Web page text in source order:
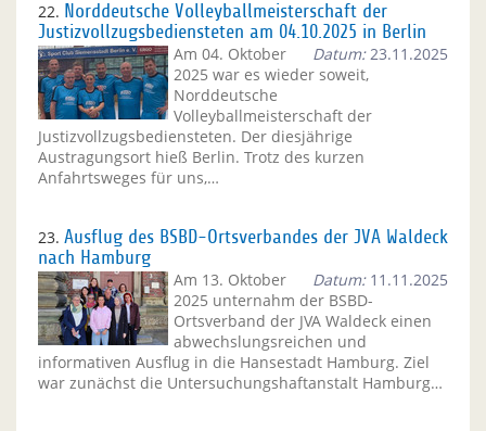
22. Norddeutsche Volleyballmeisterschaft der
Justizvollzugsbediensteten am 04.10.2025 in Berlin
Datum:23.11.2025
Am 04. Oktober
2025 war es wieder soweit,
Norddeutsche
Volleyballmeisterschaft der
Justizvollzugsbediensteten. Der diesjährige
Austragungsort hieß Berlin. Trotz des kurzen
Anfahrtsweges für uns,…
23. Ausflug des BSBD-Ortsverbandes der JVA Waldeck
nach Hamburg
Datum:11.11.2025
Am 13. Oktober
2025 unternahm der BSBD-
Ortsverband der JVA Waldeck einen
abwechslungsreichen und
informativen Ausflug in die Hansestadt Hamburg. Ziel
war zunächst die Untersuchungshaftanstalt Hamburg…